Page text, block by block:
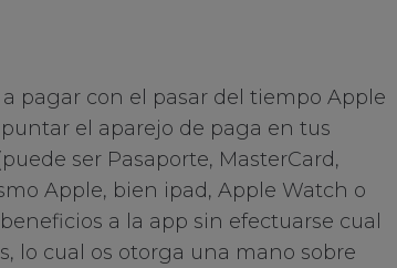
pagar con el pasar del tiempo Apple
el aparejo de paga en tus
ser Pasaporte, MasterCard,
Apple, bien ipad, Apple Watch o
a la app sin efectuarse cual
lo cual os otorga una mano sobre